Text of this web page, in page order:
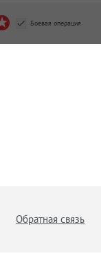
Боевая операция
Обратная связь